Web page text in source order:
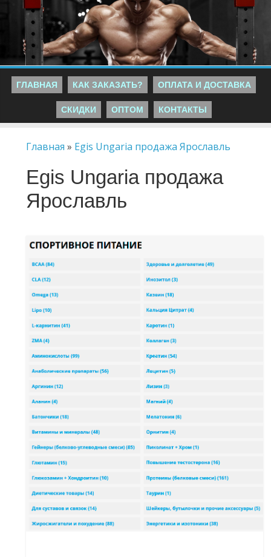
ГЛАВНАЯ КАК ЗАКАЗАТЬ? ОПЛАТА И ДОСТАВКА
СКИДКИ ОПТОМ КОНТАКТЫ
Главная » Egis Ungaria продажа Ярославль
Egis Ungaria продажа
Ярославль